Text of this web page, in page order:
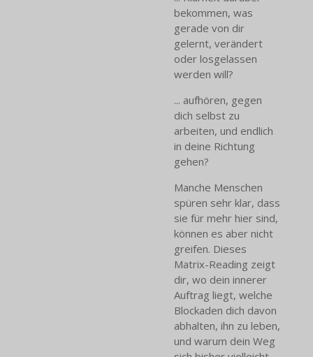
bekommen, was
gerade von dir
gelernt, verändert
oder losgelassen
werden will?
... aufhören, gegen
dich selbst zu
arbeiten, und endlich
in deine Richtung
gehen?
Manche Menschen
spüren sehr klar, dass
sie für mehr hier sind,
können es aber nicht
greifen. Dieses
Matrix-Reading zeigt
dir, wo dein innerer
Auftrag liegt, welche
Blockaden dich davon
abhalten, ihn zu leben,
und warum dein Weg